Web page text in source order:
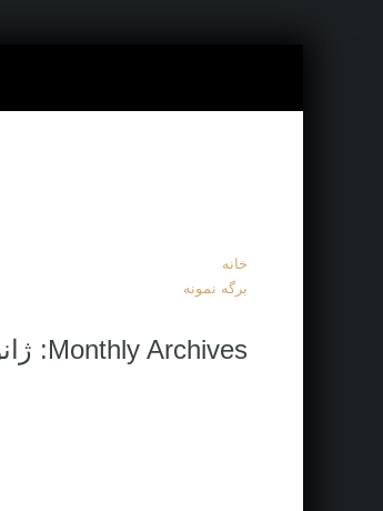
خانه
برگه نمونه
Monthly Archives: ژانویه 2015